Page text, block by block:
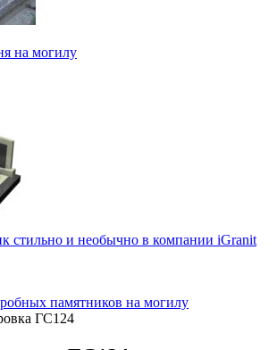
на могилу
стильно и необычно в компании iGranit
памятников на могилу
ГС124